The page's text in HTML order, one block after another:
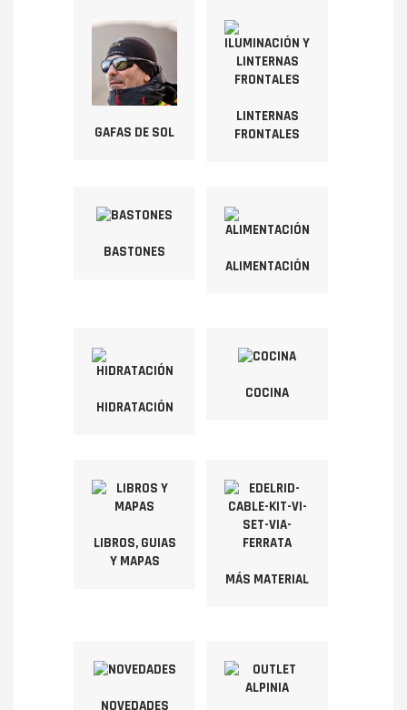
GAFAS DE SOL
LINTERNAS
FRONTALES
BASTONES
ALIMENTACIÓN
HIDRATACIÓN
COCINA
LIBROS, GUIAS
Y MAPAS
MÁS MATERIAL
NOVEDADES